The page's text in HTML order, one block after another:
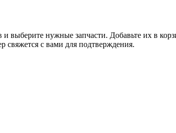
нужные запчасти. Добавьте их в
свяжется с вами для подтверждения.